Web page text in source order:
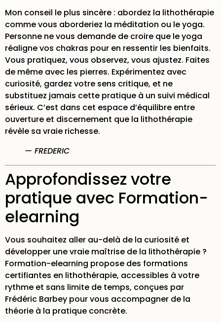
Mon conseil le plus sincère : abordez la lithothérapie
comme vous aborderiez la méditation ou le yoga.
Personne ne vous demande de croire que le yoga
réaligne vos chakras pour en ressentir les bienfaits.
Vous pratiquez, vous observez, vous ajustez. Faites
de même avec les pierres. Expérimentez avec
curiosité, gardez votre sens critique, et ne
substituez jamais cette pratique à un suivi médical
sérieux. C’est dans cet espace d’équilibre entre
ouverture et discernement que la lithothérapie
révèle sa vraie richesse.
— FREDERIC
Approfondissez votre
pratique avec Formation-
elearning
Vous souhaitez aller au-delà de la curiosité et
développer une vraie maîtrise de la lithothérapie ?
Formation-elearning propose des formations
certifiantes en lithothérapie, accessibles à votre
rythme et sans limite de temps, conçues par
Frédéric Barbey pour vous accompagner de la
théorie à la pratique concrète.